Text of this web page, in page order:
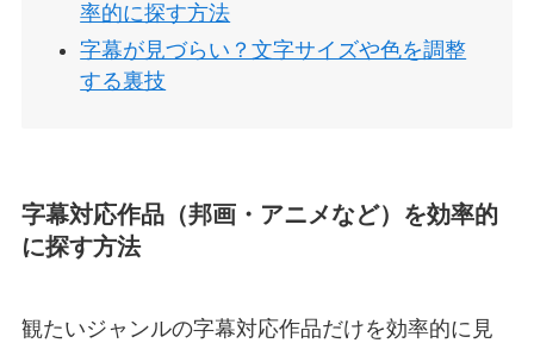
率的に探す方法
字幕が見づらい？文字サイズや色を調整
する裏技
字幕対応作品（邦画・アニメなど）を効率的
に探す方法
観たいジャンルの字幕対応作品だけを効率的に見